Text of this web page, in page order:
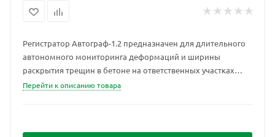
Регистратор Автограф-1.2 предназначен для длительного
автономного мониторинга деформаций и ширины
раскрытия трещин в бетоне на ответственных участках
строительных конструкций.
Перейти к описанию товара